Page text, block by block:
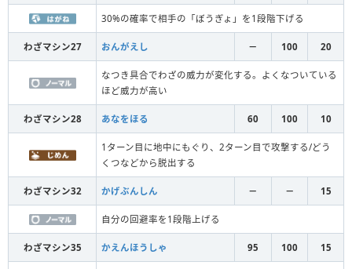
30%の確率で相手の「ぼうぎょ」を1段階下げる
わざマシン27 おんがえし － 100 20
なつき具合でわざの威力が変化する。よくなついている
ほど威力が高い
わざマシン28 あなをほる 60 100 10
1ターン目に地中にもぐり、2ターン目で攻撃する/どう
くつなどから脱出する
わざマシン32 かげぶんしん － － 15
自分の回避率を1段階上げる
わざマシン35 かえんほうしゃ 95 100 15